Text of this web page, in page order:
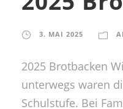
3. MAI 2025
2025 Brotbacken
unterwegs waren
Schulstufe. Bei